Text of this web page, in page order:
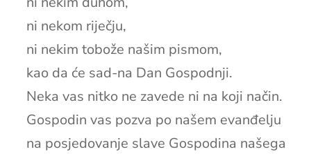
ni nekom riječju,
ni nekim tobože našim pismom,
kao da će sad-na Dan Gospodnji.
Neka vas nitko ne zavede ni na koji način.
Gospodin vas pozva po našem evanđelju
na posjedovanje slave Gospodina našega